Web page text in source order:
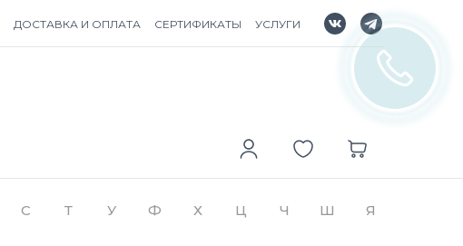
ДОСТАВКА И ОПЛАТА СЕРТИФИКАТЫ УСЛУГИ
С Т У Ф Х Ц Ч Ш Я